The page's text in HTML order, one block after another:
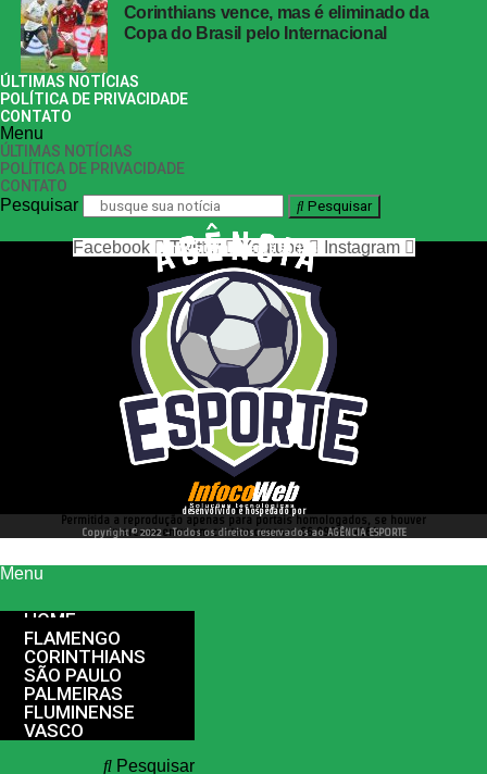
Corinthians vence, mas é eliminado da
Copa do Brasil pelo Internacional
ÚLTIMAS NOTÍCIAS
POLÍTICA DE PRIVACIDADE
CONTATO
Menu
ÚLTIMAS NOTÍCIAS
POLÍTICA DE PRIVACIDADE
CONTATO
Pesquisar Pesquisar
nos siga nas redes sociais
Facebook Twitter Youtube Instagram
desenvolvido e hospedado por
Permitida a reprodução apenas para portais homologados, se houver
interesse entre em contato conosco 66 99977 4262
Copyright © 2022 - Todos os direitos reservados ao AGÊNCIA ESPORTE
Menu
HOME
FLAMENGO
CORINTHIANS
SÃO PAULO
PALMEIRAS
FLUMINENSE
VASCO
Pesquisar